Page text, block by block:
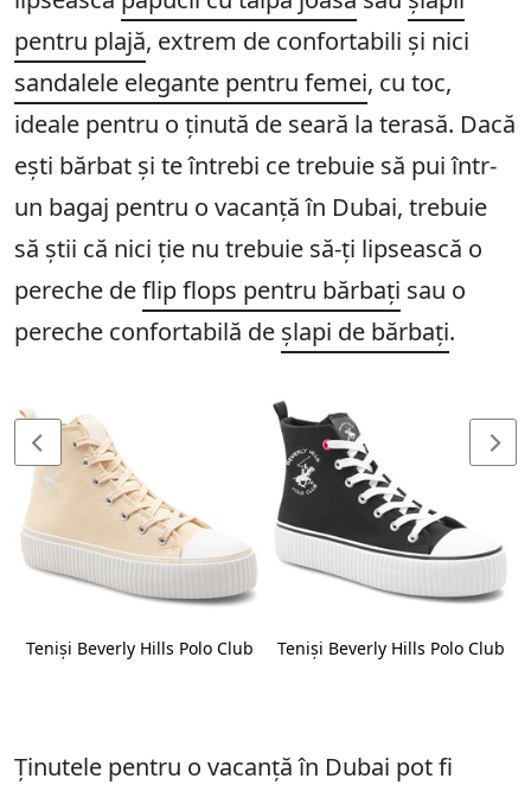
pentru plajă, extrem de confortabili și nici
sandalele elegante pentru femei, cu toc,
ideale pentru o ținută de seară la terasă. Dacă
ești bărbat și te întrebi ce trebuie să pui într-
un bagaj pentru o vacanță în Dubai, trebuie
să știi că nici ție nu trebuie să-ți lipsească o
pereche deflip flops pentru bărbați sau o
pereche confortabilă de șlapi de bărbați.
Teniși Beverly Hills Polo Club Teniși Beverly Hills Polo Club
Ținutele pentru o vacanță în Dubai pot fi